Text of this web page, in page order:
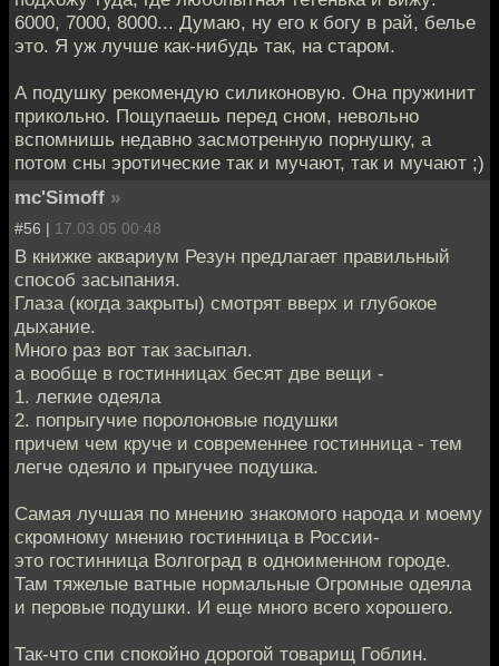
6000, 7000, 8000... Думаю, ну его к богу в рай, белье
это. Я уж лучше как-нибудь так, на старом.
А подушку рекомендую силиконовую. Она пружинит
прикольно. Пощупаешь перед сном, невольно
вспомнишь недавно засмотренную порнушку, а
потом сны эротические так и мучают, так и мучают ;)
mc'Simoff »
#56 | 17.03.05 00:48
В книжке аквариум Резун предлагает правильный
способ засыпания.
Глаза (когда закрыты) смотрят вверх и глубокое
дыхание.
Много раз вот так засыпал.
а вообще в гостинницах бесят две вещи -
1. легкие одеяла
2. попрыгучие поролоновые подушки
причем чем круче и современнее гостинница - тем
легче одеяло и прыгучее подушка.
Самая лучшая по мнению знакомого народа и моему
скромному мнению гостинница в России-
это гостинница Волгоград в одноименном городе.
Там тяжелые ватные нормальные Огромные одеяла
и перовые подушки. И еще много всего хорошего.
Так-что спи спокойно дорогой товарищ Гоблин.